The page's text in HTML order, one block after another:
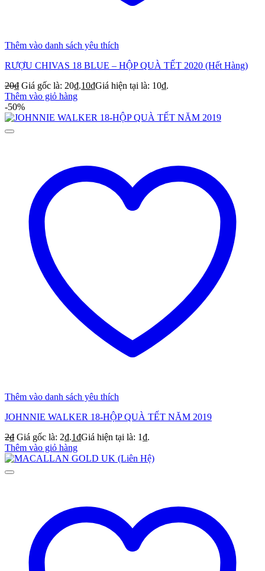
Thêm vào danh sách yêu thích
RƯỢU CHIVAS 18 BLUE – HỘP QUÀ TẾT 2020 (Hết Hàng)
20₫ Giá gốc là: 20₫.10₫Giá hiện tại là: 10₫.
Thêm vào giỏ hàng
-50%
Thêm vào danh sách yêu thích
JOHNNIE WALKER 18-HỘP QUÀ TẾT NĂM 2019
2₫ Giá gốc là: 2₫.1₫Giá hiện tại là: 1₫.
Thêm vào giỏ hàng